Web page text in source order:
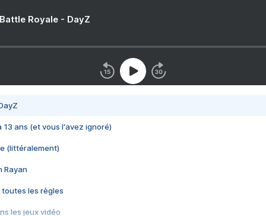
Royale - DayZ
13 ans (et vous l'avez ignoré)
(littéralement)
Rayan
toutes les règles
les jeux vidéo